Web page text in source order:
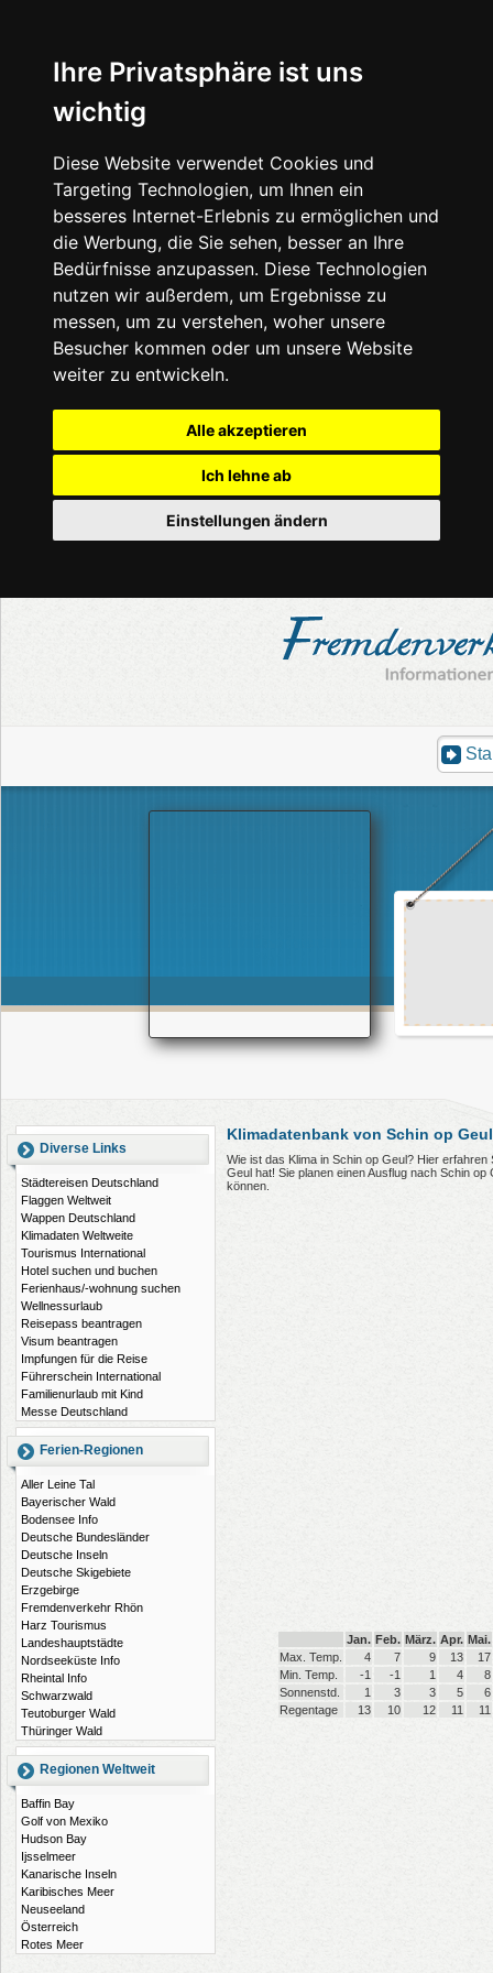
Ihre Privatsphäre ist uns
wichtig
Diese Website verwendet Cookies und
Targeting Technologien, um Ihnen ein
besseres Internet-Erlebnis zu ermöglichen und
die Werbung, die Sie sehen, besser an Ihre
Bedürfnisse anzupassen. Diese Technologien
nutzen wir außerdem, um Ergebnisse zu
messen, um zu verstehen, woher unsere
Besucher kommen oder um unsere Website
weiter zu entwickeln.
Alle akzeptieren
Ich lehne ab
Einstellungen ändern
Diverse Links
Städtereisen Deutschland
Flaggen Weltweit
Wappen Deutschland
Klimadaten Weltweite
Tourismus International
Hotel suchen und buchen
Ferienhaus/-wohnung suchen
Wellnessurlaub
Reisepass beantragen
Visum beantragen
Impfungen für die Reise
Führerschein International
Familienurlaub mit Kind
Messe Deutschland
Ferien-Regionen
Aller Leine Tal
Bayerischer Wald
Bodensee Info
Deutsche Bundesländer
Deutsche Inseln
Deutsche Skigebiete
Erzgebirge
Fremdenverkehr Rhön
Harz Tourismus
Landeshauptstädte
Nordseeküste Info
Rheintal Info
Schwarzwald
Teutoburger Wald
Thüringer Wald
Regionen Weltweit
Baffin Bay
Golf von Mexiko
Hudson Bay
Ijsselmeer
Kanarische Inseln
Karibisches Meer
Neuseeland
Österreich
Rotes Meer
Klimadatenbank von Schin op
Wie ist das Klima in Schin op Geul? Hier
Geul hat! Sie planen einen Ausflug nach Schin
können.
Jan. Feb. März. Apr. Mai.
Max. Temp.
4 7 9 13
17
Min. Temp.
-1 -1 1 4
8
Sonnenstd.
1 3 3 5
6
Regentage
13 10 12 11 11